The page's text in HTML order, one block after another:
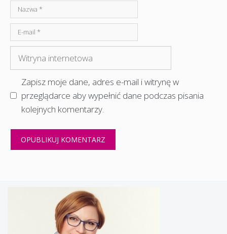
Nazwa
mail
internetowa
Zapisz moje dane, adres e-mail i witrynę w
przeglądarce aby wypełnić dane podczas pisania
kolejnych komentarzy.